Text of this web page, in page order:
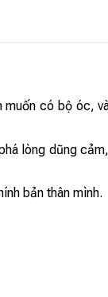
muốn có bộ óc,
lòng dũng
bản thân mình.